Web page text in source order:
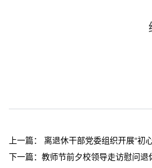
上一篇： 离退休干部党委组织开展“初
下一篇： 教师节前夕校领导走访慰问退